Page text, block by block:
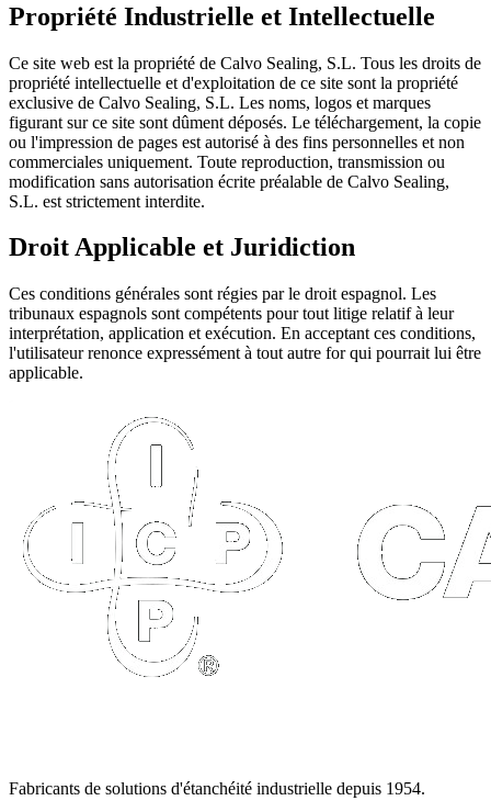
Propriété Industrielle et Intellectuelle
Ce site web est la propriété de Calvo Sealing, S.L. Tous les droits de
propriété intellectuelle et d'exploitation de ce site sont la propriété
exclusive de Calvo Sealing, S.L. Les noms, logos et marques
figurant sur ce site sont dûment déposés. Le téléchargement, la copie
ou l'impression de pages est autorisé à des fins personnelles et non
commerciales uniquement. Toute reproduction, transmission ou
modification sans autorisation écrite préalable de Calvo Sealing,
S.L. est strictement interdite.
Droit Applicable et Juridiction
Ces conditions générales sont régies par le droit espagnol. Les
tribunaux espagnols sont compétents pour tout litige relatif à leur
interprétation, application et exécution. En acceptant ces conditions,
l'utilisateur renonce expressément à tout autre for qui pourrait lui être
applicable.
Fabricants de solutions d'étanchéité industrielle depuis 1954.